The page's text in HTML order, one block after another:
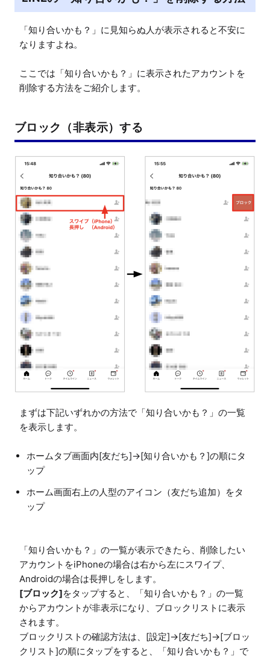
「知り合いかも？」に見知らぬ人が表示されると不安に
なりますよね。
ここでは「知り合いかも？」に表示されたアカウントを
削除する方法をご紹介します。
ブロック（非表示）する
まずは下記いずれかの方法で「知り合いかも？」の一覧
を表示します。
ホームタブ画面内[友だち]→[知り合いかも？]の順にタ
ップ
ホーム画面右上の人型のアイコン（友だち追加）をタ
ップ
「知り合いかも？」の一覧が表示できたら、削除したい
アカウントをiPhoneの場合は右から左にスワイプ、
[ブロック]をタップすると、「知り合いかも？」の一覧
からアカウントが非表示になり、ブロックリストに表示
されます。
ブロックリストの確認方法は、[設定]→[友だち]→[ブロッ
クリスト]の順にタップをすると、「知り合いかも？」で